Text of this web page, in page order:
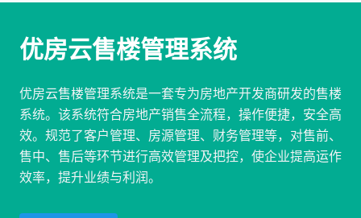
优房云售楼管理系统
优房云售楼管理系统是一套专为房地产开发商研发的售楼
系统。该系统符合房地产销售全流程，操作便捷，安全高
效。规范了客户管理、房源管理、财务管理等，对售前、
售中、售后等环节进行高效管理及把控，使企业提高运作
效率，提升业绩与利润。